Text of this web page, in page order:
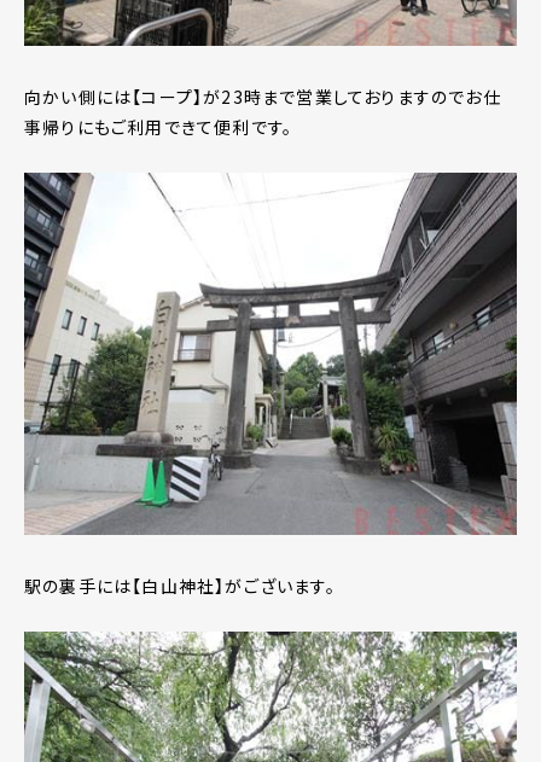
向かい側には【コープ】が23時まで営業しておりますのでお仕
事帰りにもご利用できて便利です。
駅の裏手には【白山神社】がございます。